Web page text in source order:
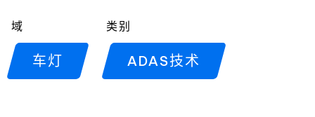
域
车灯
类别
ADAS技术